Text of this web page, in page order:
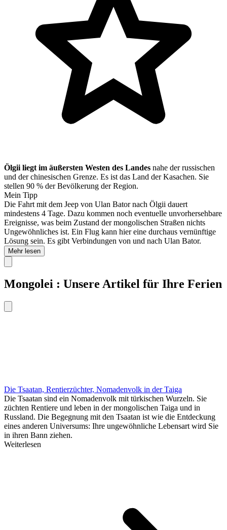
Ölgii liegt im äußersten Westen des Landes nahe der russischen
und der chinesischen Grenze. Es ist das Land der Kasachen. Sie
stellen 90 % der Bevölkerung der Region.
Mein Tipp
Die Fahrt mit dem Jeep von Ulan Bator nach Ölgii dauert
mindestens 4 Tage. Dazu kommen noch eventuelle unvorhersehbare
Ereignisse, was beim Zustand der mongolischen Straßen nichts
Ungewöhnliches ist. Ein Flug kann hier eine durchaus vernünftige
Lösung sein. Es gibt Verbindungen von und nach Ulan Bator.
Mehr lesen
Mongolei : Unsere Artikel für Ihre Ferien
Die Tsaatan, Rentierzüchter, Nomadenvolk in der Taiga
Die Tsaatan sind ein Nomadenvolk mit türkischen Wurzeln. Sie
züchten Rentiere und leben in der mongolischen Taiga und in
Russland. Die Begegnung mit den Tsaatan ist wie die Entdeckung
eines anderen Universums: Ihre ungewöhnliche Lebensart wird Sie
in ihren Bann ziehen.
Weiterlesen